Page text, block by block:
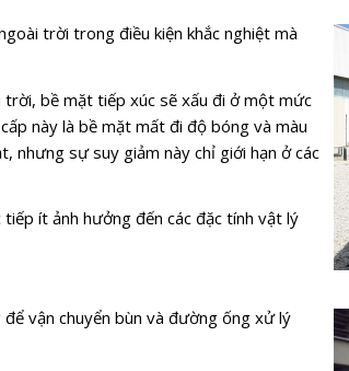
trời trong điều kiện khắc nghiệt mà
trời, bề mặt tiếp xúc sẽ xấu đi ở một mức
này là bề mặt mất đi độ bóng và màu
nhưng sự suy giảm này chỉ giới hạn ở các
ít ảnh hưởng đến các đặc tính vật lý
vận chuyển bùn và đường ống xử lý